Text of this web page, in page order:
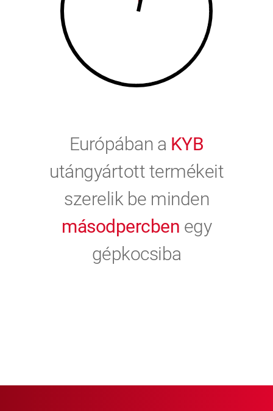
Európában a KYB
utángyártott termékeit
szerelik be minden
másodpercben egy
gépkocsiba